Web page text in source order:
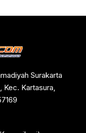
Surakarta
Kec. Kartasura,